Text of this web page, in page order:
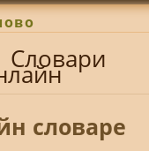
Словари
словаре